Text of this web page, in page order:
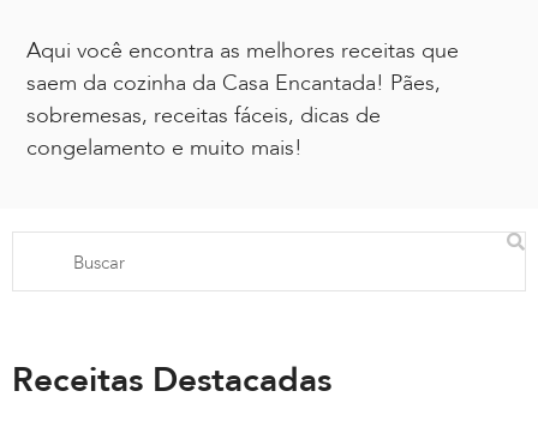
Aqui você encontra as melhores receitas que
saem da cozinha da Casa Encantada! Pães,
sobremesas, receitas fáceis, dicas de
congelamento e muito mais!
Receitas Destacadas